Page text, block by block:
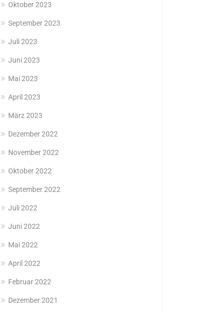
Oktober 2023
September 2023
Juli 2023
Juni 2023
Mai 2023
April 2023
März 2023
Dezember 2022
November 2022
Oktober 2022
September 2022
Juli 2022
Juni 2022
Mai 2022
April 2022
Februar 2022
Dezember 2021